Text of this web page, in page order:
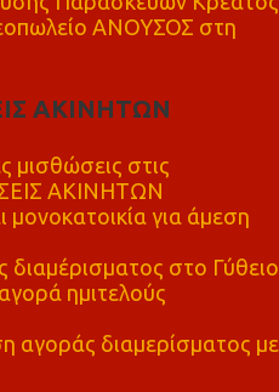
ΑΝΟΥΣΟΣ στη
ΑΚΙΝΗΤΩΝ
μισθώσεις στις
ΑΚΙΝΗΤΩΝ
για άμεση
στο Γύθειο
ημιτελούς
αγοράς διαμερίσματος με